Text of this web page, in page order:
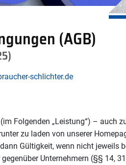
(AGB)
schlichter.de
Folgenden „Leistung“) – auch
zu laden von unserer
Gültigkeit, wenn nicht jeweils
Unternehmern (§§ 14,